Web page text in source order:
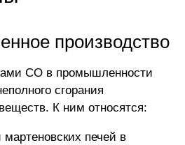
производство
СО в промышленности
сгорания
К ним относятся:
печей в